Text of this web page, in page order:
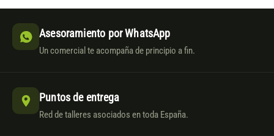
Asesoramiento por WhatsApp
Un comercial te acompaña de principio a fin.
Puntos de entrega
Red de talleres asociados en toda España.